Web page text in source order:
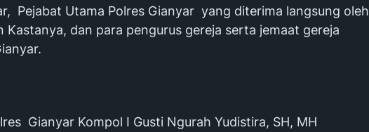
Pejabat Utama Polres Gianyar yang diterima langsung oleh
Kastanya, dan para pengurus gereja serta jemaat gereja
Gianyar Kompol I Gusti Ngurah Yudistira, SH, MH